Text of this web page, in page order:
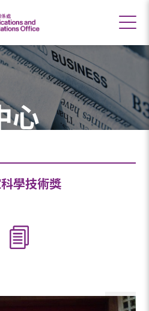
心
學技術獎